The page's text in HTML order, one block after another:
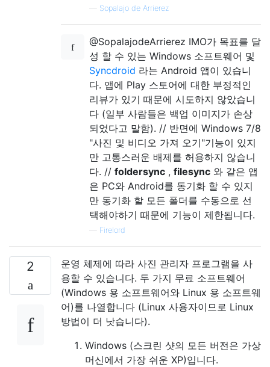
— Sopalajo de Arrierez
@SopalajodeArrierez IMO가 목표를 달
성 할 수 있는 Windows 소프트웨어 및
Syncdroid 라는 Android 앱이 있습니
다. 앱에 Play 스토어에 대한 부정적인
리뷰가 있기 때문에 시도하지 않았습니
다 (일부 사람들은 백업 이미지가 손상
되었다고 말함). // 반면에 Windows 7/8
"사진 및 비디오 가져 오기"기능이 있지
만 고통스러운 배제를 허용하지 않습니
다. // foldersync , filesync 와 같은 앱
은 PC와 Android를 동기화 할 수 있지
만 동기화 할 모든 폴더를 수동으로 선
택해야하기 때문에 기능이 제한됩니다.
— Firelord
2
운영 체제에 따라 사진 관리자 프로그램을 사
용할 수 있습니다. 두 가지 무료 소프트웨어
(Windows 용 소프트웨어와 Linux 용 소프트웨
어)를 나열합니다 (Linux 사용자이므로 Linux
방법이 더 낫습니다).
Windows (스크린 샷의 모든 버전은 가상
머신에서 가장 쉬운 XP)입니다.